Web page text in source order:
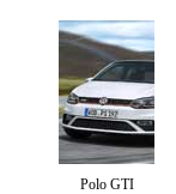
Polo GTI